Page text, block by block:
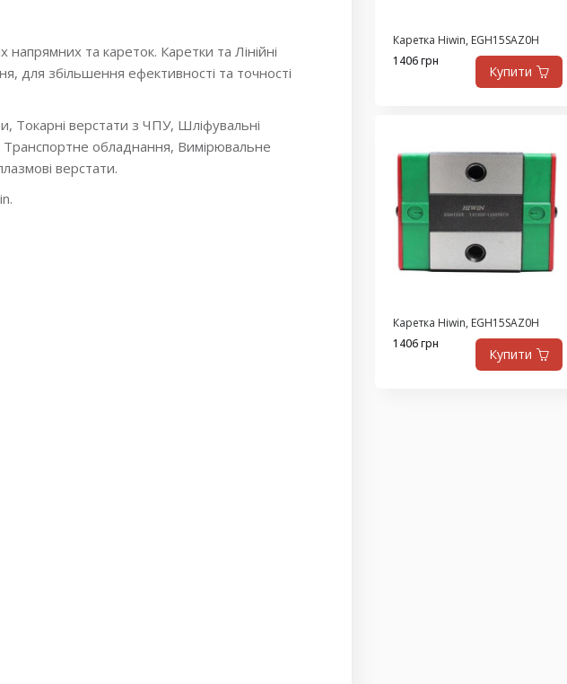
та кареток. Каретки та Лінійні
для збільшення ефективності та точності
Токарні верстати з ЧПУ, Шліфувальні
Транспортне обладнання, Вимірювальне
верстати.
Каретка Hiwin, EGH15SAZ0H
1406 грн
Купити
Каретка Hiwin, EGH15SAZ0H
1406 грн
Купити